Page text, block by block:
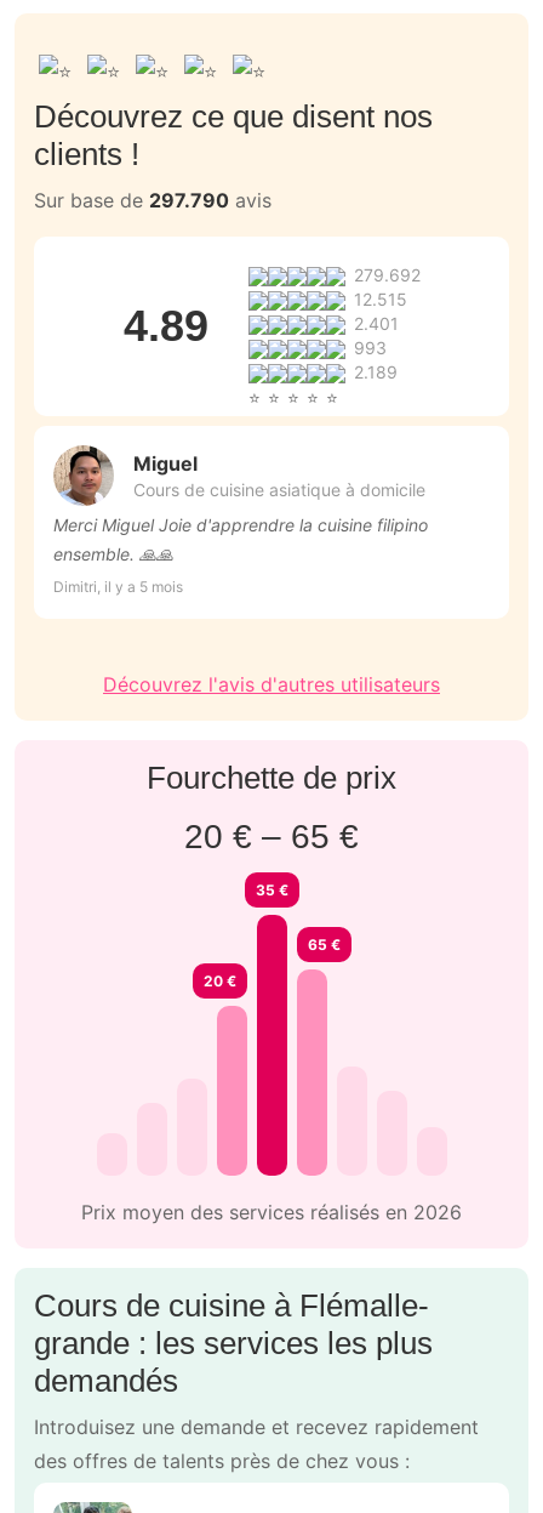
Découvrez ce que disent nos
clients !
Sur base de 297.790 avis
4.89
279.692
12.515
2.401
993
2.189
Miguel
Cours de cuisine asiatique à domicile
Merci Miguel Joie d'apprendre la cuisine filipino
ensemble. 🙏🙏
Dimitri, il y a 5 mois
Découvrez l'avis d'autres utilisateurs
Fourchette de prix
20 € – 65 €
20 €
35 €
65 €
Prix moyen des services réalisés en 2026
Cours de cuisine à Flémalle-
grande : les services les plus
demandés
Introduisez une demande et recevez rapidement
des offres de talents près de chez vous :